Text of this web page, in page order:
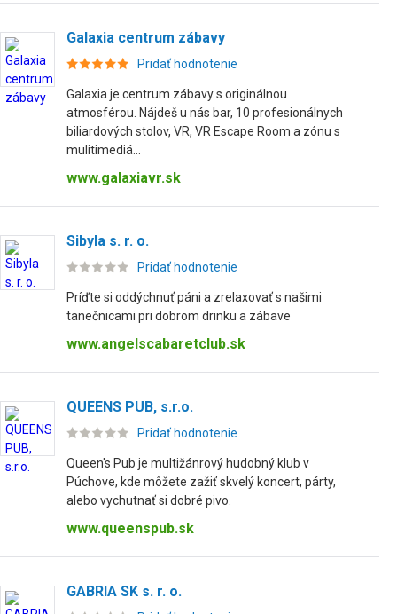
Galaxia centrum zábavy
Pridať hodnotenie
Galaxia je centrum zábavy s originálnou
atmosférou. Nájdeš u nás bar, 10 profesionálnych
biliardových stolov, VR, VR Escape Room a zónu s
mulitimediá...
www.galaxiavr.sk
Sibyla s. r. o.
Pridať hodnotenie
Príďte si oddýchnuť páni a zrelaxovať s našimi
tanečnicami pri dobrom drinku a zábave
www.angelscabaretclub.sk
QUEENS PUB, s.r.o.
Pridať hodnotenie
Queen's Pub je multižánrový hudobný klub v
Púchove, kde môžete zažiť skvelý koncert, párty,
alebo vychutnať si dobré pivo.
www.queenspub.sk
GABRIA SK s. r. o.